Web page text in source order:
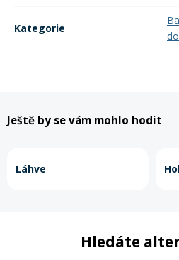
Kategorie
Ještě by se vám mohlo hodit
Láhve
Hledáte